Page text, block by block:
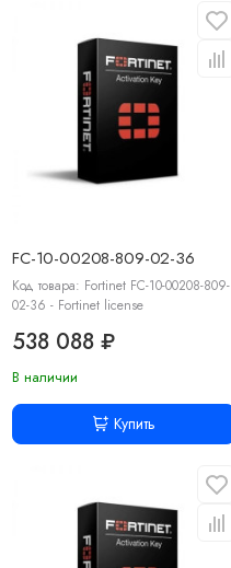
FC-10-00208-809-02-36
Код товара: Fortinet FC-10-00208-809-
02-36 - Fortinet license
538 088 ₽
В наличии
Купить